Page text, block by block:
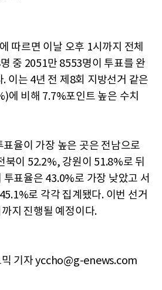
따르면 이날 오후 1시까지 전체
중 2051만 8553명이 투표를 완
이는 4년 전 제8회 지방선거 같은
에 비해 7.7%포인트 높은 수치
율이 가장 높은 곳은 전남으로
북이 52.2%, 강원이 51.8%로 뒤
투표율은 43.0%로 가장 낮았고 서
로 각각 집계됐다. 이번 선거
지 진행될 예정이다.
믹 기자 yccho@g-enews.com